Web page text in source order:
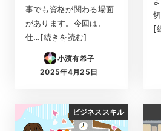
事でも資格が関わる場面
があります。今回は、
仕…[続きを読む]
小濱有希子
投稿日
2025年4月25日
[
ビジネススキル